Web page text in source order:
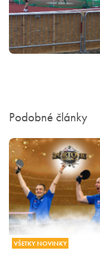
Podobné články
VŠETKY NOVINKY